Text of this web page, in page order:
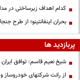
کدام اهداف زیرساختی در
بحران اینفانتینو؛ از طرح
پربازدید ها
شیخ نعیم قاسم: توافق ایران
از رانت‌ شرکتهای خودروساز